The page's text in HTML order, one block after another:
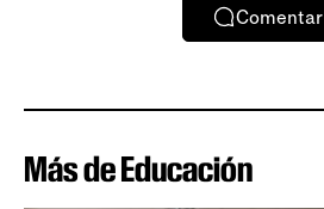
Comentar
Más de Educación